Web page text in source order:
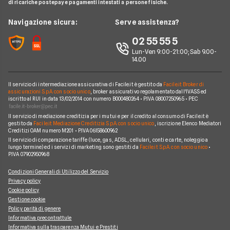
Contatti
A2A
Edison
Iren
Optima
Sorgenia
Fornitori Energetici
Glossario Gas e Luce
Notizie Luce e Gas
Argomenti in evidenza Gas e Luce
di ricariche postepay e pagamenti intestati a persone fisiche.
Navigazione sicura: Serve assistenza?
02 55 55 5
Lun-Ven 9:00-21:00; Sab 9.00-
14.00
Il servizio di intermediazione assicurativa di Facile.it è gestito da Facile.it Broker di
assicurazioni S.p.A. con socio unico, broker assicurativo regolamentato dall'IVASS ed
iscritto al RUI in data 13/02/2014 con numero B000480264 • P.IVA 08007250965 • PEC
Il servizio di mediazione creditizia per i mutui e per il credito al consumo di Facile.it è
gestito da Facile.it Mediazione Creditizia S.p.A. con socio unico , iscrizione Elenco Mediatori
Creditizi OAM numero M201 • P.IVA 06158600962
Il servizio di comparazione tariffe (luce, gas, ADSL, cellulari, conti e carte, noleggio a
lungo termine) ed i servizi di marketing sono gestiti da Facile.it S.p.A. con socio unico•
P.IVA 07902950968
Condizioni Generali di Utilizzo del Servizio
Privacy policy
Cookie policy
Gestione cookie
Policy parità di genere
Informativa precontrattule
Informativa sulla trasparenza Mutui e Prestiti